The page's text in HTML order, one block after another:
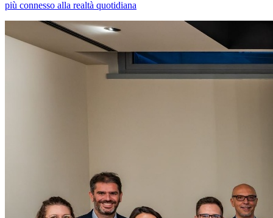
più connesso alla realtà quotidiana